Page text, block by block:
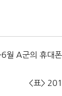
A군의 휴대
<표>